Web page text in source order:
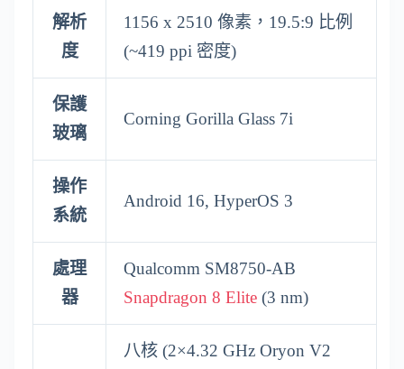
解析
度
1156 x 2510 像素，19.5:9 比例
(~419 ppi 密度)
保護
玻璃
Corning Gorilla Glass 7i
操作
系統
Android 16, HyperOS 3
處理
器
Qualcomm SM8750-AB
Snapdragon 8 Elite (3 nm)
八核 (2×4.32 GHz Oryon V2